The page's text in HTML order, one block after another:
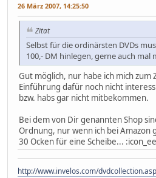
26 März 2007, 14:25:50
Zitat
Selbst für die ordinärsten DVDs
100,- DM hinlegen, gerne auch mal
Gut möglich, nur habe ich mich zum
Einführung dafür noch nicht
bzw. habs gar nicht mitbekommen.
Bei dem von Dir genannten Shop
Ordnung, nur wenn ich bei Amazon
30 Ocken für eine Scheibe...
http://www.invelos.com/